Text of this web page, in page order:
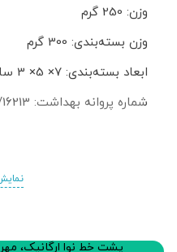
وزن: 250 گرم
وزن بسته‌بندی: 300 گرم
ابعاد بسته‌بندی: 7× 5× 3 سانتی‌متر
شماره پروانه بهداشت: 56/16213
پشت خط نوا ارگانیک،